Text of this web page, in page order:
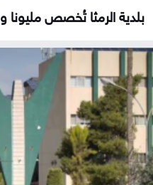
بلدية الرمثا تُخصص مليونا و140 ألف دينار...